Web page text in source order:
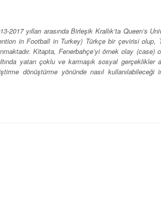
yılları arasında Birleşik Krallık’ta Queen’s
in Football in Turkey) Türkçe bir çevirisi olup,
Kitapta, Fenerbahçe’yi örnek olay (case)
yatan çoklu ve karmaşık sosyal gerçeklikler
dönüştürme yönünde nasıl kullanılabileceği